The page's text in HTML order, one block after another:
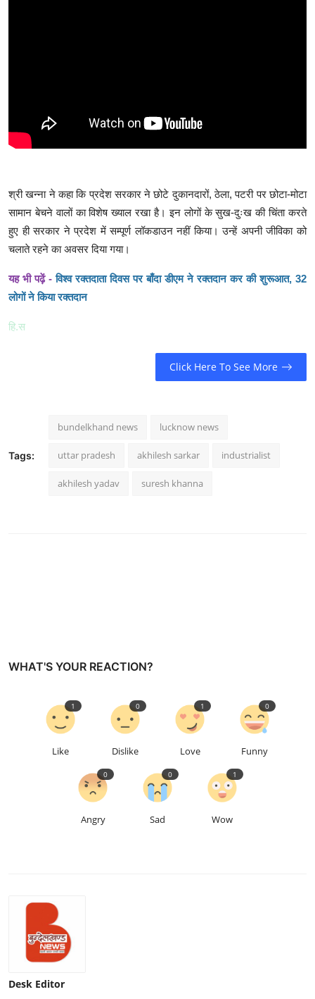
श्री खन्ना ने कहा कि प्रदेश सरकार ने छोटे दुकानदारों, ठेला, पटरी पर छोटा-मोटा
सामान बेचने वालों का विशेष ख्याल रखा है। इन लोगों के सुख-दुःख की चिंता करते
हुए ही सरकार ने प्रदेश में सम्पूर्ण लॉकडाउन नहीं किया। उन्हें अपनी जीविका को
चलाते रहने का अवसर दिया गया।
यह भी पढ़ें - विश्व रक्तदाता दिवस पर बाँदा डीएम ने रक्तदान कर की शुरूआत, 32
लोगों ने किया रक्तदान
हि.स
Click Here To See More
Tags:
bundelkhand news lucknow news
uttar pradesh akhilesh sarkar industrialist
akhilesh yadav suresh khanna
WHAT'S YOUR REACTION?
Like
1
Dislike
0
Love
1
Funny
0
Angry
0
Sad
0
Wow
1
Desk Editor